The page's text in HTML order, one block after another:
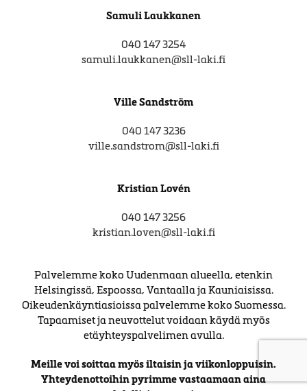
Samuli Laukkanen
040 147 3254
samuli.laukkanen@sll-laki.fi
Ville Sandström
040 147 3236
ville.sandstrom@sll-laki.fi
Kristian Lovén
040 147 3256
kristian.loven@sll-laki.fi
Palvelemme koko Uudenmaan alueella, etenkin
Helsingissä, Espoossa, Vantaalla ja Kauniaisissa.
Oikeudenkäyntiasioissa palvelemme koko Suomessa.
Tapaamiset ja neuvottelut voidaan käydä myös
etäyhteyspalvelimen avulla.
Meille voi soittaa myös iltaisin ja viikonloppuisin.
Yhteydenottoihin pyrimme vastaamaan aina